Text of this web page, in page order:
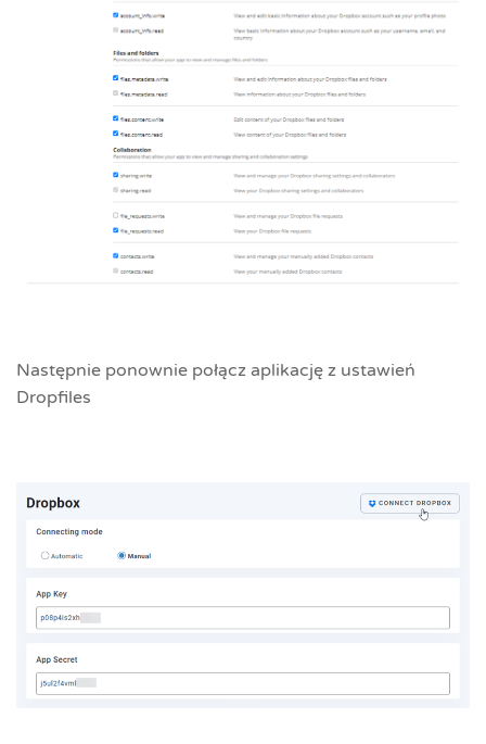
Następnie ponownie połącz aplikację z ustawień
Dropfiles